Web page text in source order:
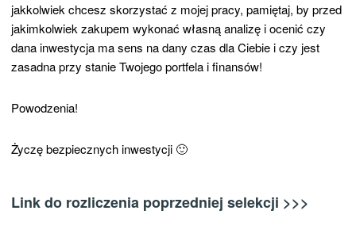
jakkolwiek chcesz skorzystać z mojej pracy, pamiętaj, by przed
jakimkolwiek zakupem wykonać własną analizę i ocenić czy
dana inwestycja ma sens na dany czas dla Ciebie i czy jest
zasadna przy stanie Twojego portfela i finansów!
Powodzenia!
Życzę bezpiecznych inwestycji 🙂
Link do rozliczenia poprzedniej selekcji >>>